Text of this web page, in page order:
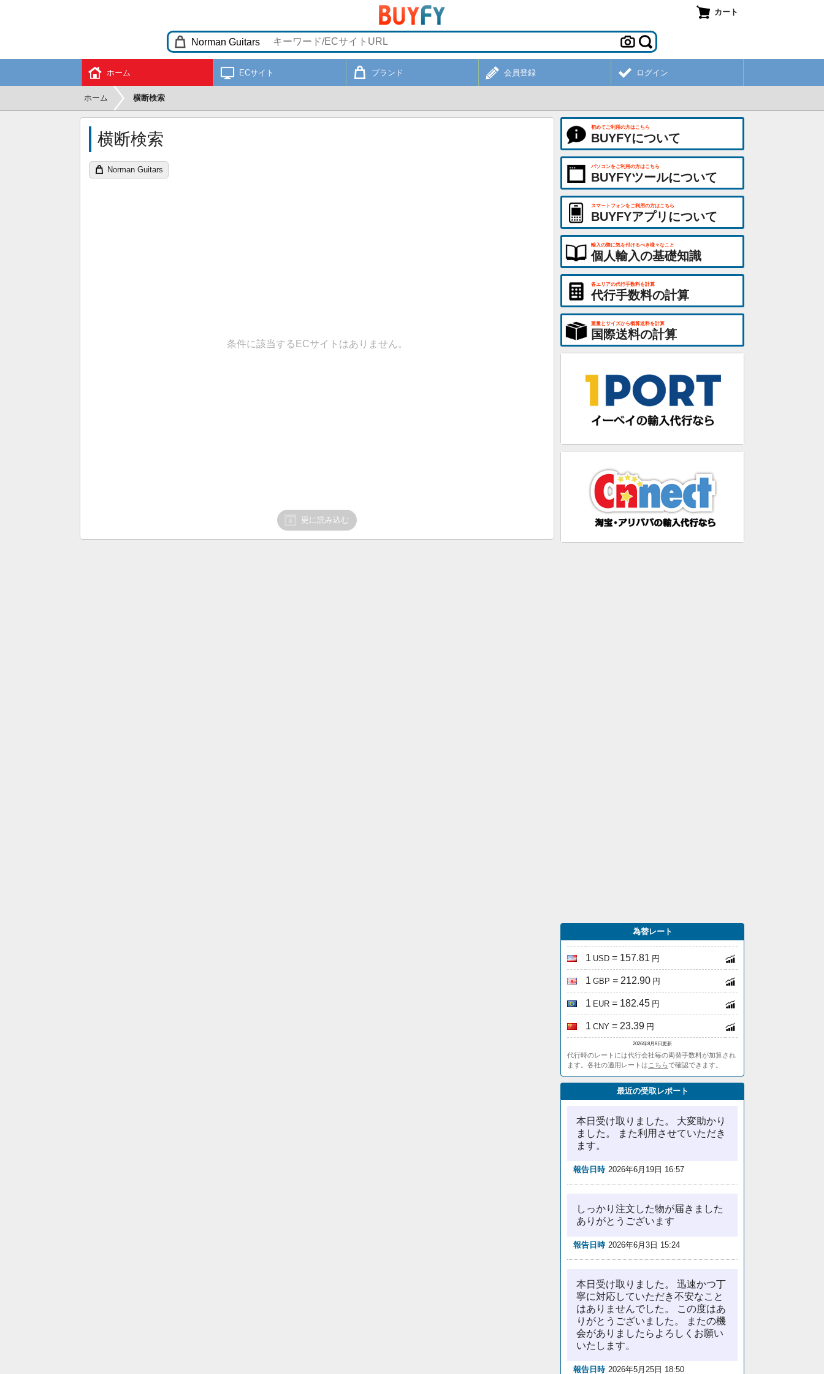
カート
ホーム ECサイト ブランド 会員登録 ログイン
ホーム 横断検索
横断検索
Norman Guitars
条件に該当するECサイトはありません。
更に読み込む
初めてご利用の方はこちら
BUYFYについて
パソコンをご利用の方はこちら
BUYFYツールについて
スマートフォンをご利用の方はこちら
BUYFYアプリについて
輸入の際に気を付けるべき様々なこと
個人輸入の基礎知識
各エリアの代行手数料を計算
代行手数料の計算
重量とサイズから概算送料を計算
国際送料の計算
為替レート
1 USD = 157.81 円
1 GBP = 212.90 円
1 EUR = 182.45 円
1 CNY = 23.39 円
2026年8月8日更新
代行時のレートには代行会社毎の両替手数料が加算され
ます。各社の適用レートは こちらで確認できます。
最近の受取レポート
本日受け取りました。 大変助かり
ました。 また利用させていただき
ます。
報告日時 2026年6月19日 16:57
しっかり注文した物が届きました
ありがとうございます
報告日時 2026年6月3日 15:24
本日受け取りました。 迅速かつ丁
寧に対応していただき不安なこと
はありませんでした。 この度はあ
りがとうございました。 またの機
会がありましたらよろしくお願い
いたします。
報告日時 2026年5月25日 18:50